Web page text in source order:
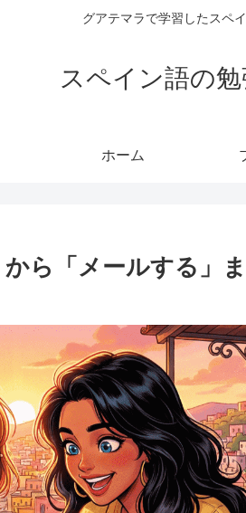
グアテマラで学習したスペ
スペイン語の
ホーム
ら「メールする」